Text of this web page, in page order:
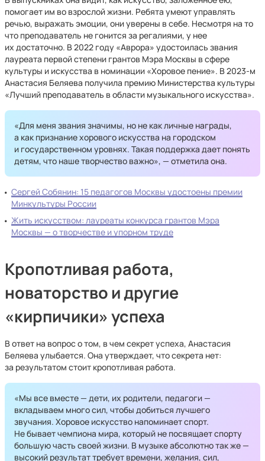
помогает им во взрослой жизни. Ребята умеют управлять
речью, выражать эмоции, они уверены в себе. Несмотря на то
что преподаватель не гонится за регалиями, у нее
их достаточно. В 2022 году «Аврора» удостоилась звания
лауреата первой степени грантов Мэра Москвы в сфере
культуры и искусства в номинации «Хоровое пение». В 2023-м
Анастасия Беляева получила премию Министерства культуры
«Лучший преподаватель в области музыкального искусства».
«Для меня звания значимы, но не как личные награды,
а как признание хорового искусства на городском
и государственном уровнях. Такая поддержка дает понять
детям, что наше творчество важно», — отметила она.
Сергей Собянин: 15 педагогов Москвы удостоены премии
Минкультуры России
Жить искусством: лауреаты конкурса грантов Мэра
Москвы — о творчестве и упорном труде
Кропотливая работа,
новаторство и другие
«кирпичики» успеха
В ответ на вопрос о том, в чем секрет успеха, Анастасия
Беляева улыбается. Она утверждает, что секрета нет:
за результатом стоит кропотливая работа.
«Мы все вместе — дети, их родители, педагоги —
вкладываем много сил, чтобы добиться лучшего
звучания. Хоровое искусство напоминает спорт.
Не бывает чемпиона мира, который не посвящает спорту
большую часть своей жизни. В музыке абсолютно так же —
высокий результат требует времени, желания, сил,